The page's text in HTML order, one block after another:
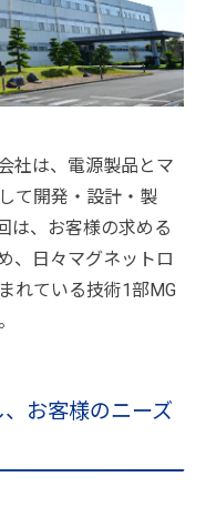
社は、電源製品とマ
て開発・設計・製
は、お客様の求める
、日々マグネットロ
れている技術1部MG
お客様のニーズ